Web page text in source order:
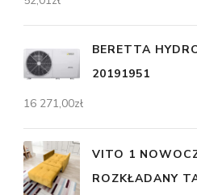
BERETTA
20191951
16 271,00zł
VITO 1
ROZKŁADANY